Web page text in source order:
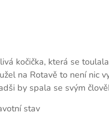
kočička, která se
na Rotavě to není nic
by spala se svým
stav